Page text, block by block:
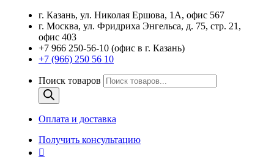
г. Казань, ул. Николая Ершова, 1А, офис 567
г. Москва, ул. Фридриха Энгельса, д. 75, стр. 21,
офис 403
+7 966 250-56-10 (офис в г. Казань)
+7 (966) 250 56 10
Поиск товаров
Оплата и доставка
Получить консультацию